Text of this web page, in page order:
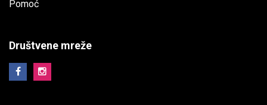
Pomoć
Društvene mreže